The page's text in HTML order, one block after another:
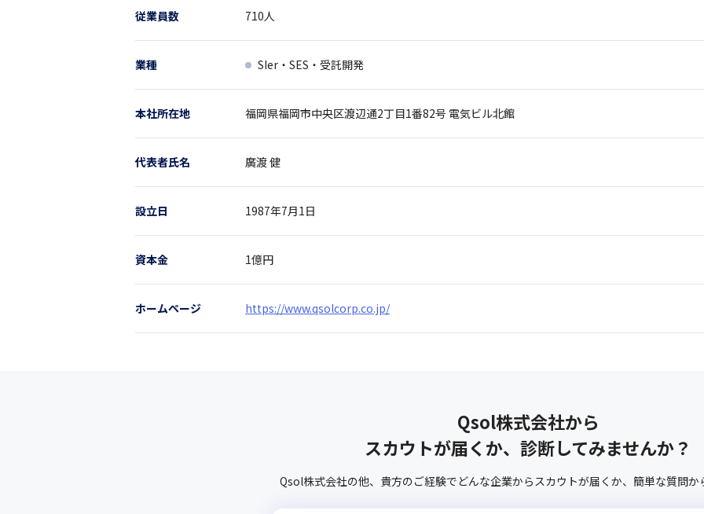
従業員数 710人
業種 SIer・SES・受託開発
本社所在地 福岡県福岡市中央区渡辺通2丁目1番82号 電気ビル北館
代表者氏名 廣渡 健
設立日 1987年7月1日
資本金 1億円
ホームページ https://www.qsolcorp.co.jp/
Qsol株式会社から
スカウトが届くか、診断してみませんか？
Qsol株式会社の他、 貴方のご経験でどんな企業からスカウトが届くか、 簡単な質問か